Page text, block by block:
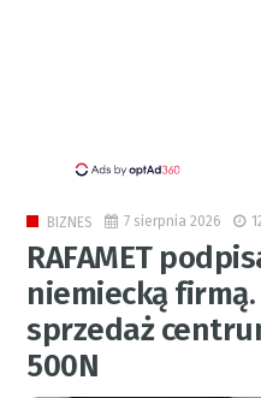
BIZNES 7 sierpnia 2026
RAFAMET
niemiecką
sprzedaż
500N